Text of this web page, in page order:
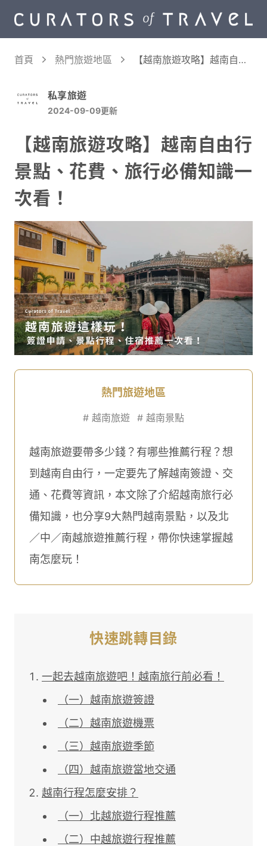
首頁 熱門旅遊地區
【越南旅遊攻略】越南自由
私享旅遊
2024-09-09更新
【越南旅遊攻略】越南自由行
景點、花費、旅行必備知識一
次看！
熱門旅遊地區
# 越南旅遊 # 越南景點
越南旅遊要帶多少錢？有哪些推薦行程？想
到越南自由行，一定要先了解越南簽證、交
通、花費等資訊，本文除了介紹越南旅行必
備知識，也分享9大熱門越南景點，以及北
／中／南越旅遊推薦行程，帶你快速掌握越
南怎麼玩！
快速跳轉目錄
一起去越南旅遊吧！越南旅行前必看！
（一）越南旅遊簽證
（二）越南旅遊機票
（三）越南旅遊季節
（四）越南旅遊當地交通
越南行程怎麼安排？
（一）北越旅遊行程推薦
（二）中越旅遊行程推薦